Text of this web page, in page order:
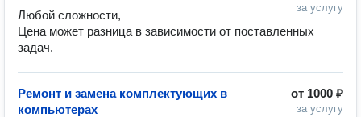
за услугу
Любой сложности,
Цена может разница в зависимости от поставленных
задач.
от 1000 ₽
за услугу
Ремонт и замена комплектующих в
компьютерах